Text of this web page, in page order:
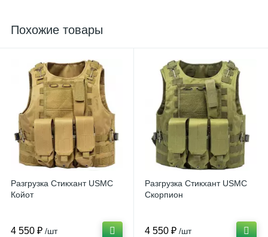
Похожие товары
Разгрузка Стикхант USMC
Койот
4 550 ₽ /шт
Разгрузка Стикхант USMC
Скорпион
4 550 ₽ /шт